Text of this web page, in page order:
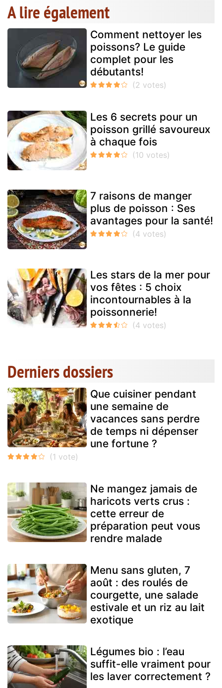
A lire également
Comment nettoyer les
poissons? Le guide
complet pour les
débutants!
Les 6 secrets pour un
poisson grillé savoureux
à chaque fois
7 raisons de manger
plus de poisson : Ses
avantages pour la santé!
Les stars de la mer pour
vos fêtes : 5 choix
incontournables à la
poissonnerie!
Derniers dossiers
Que cuisiner pendant
une semaine de
vacances sans perdre
de temps ni dépenser
une fortune ?
Ne mangez jamais de
haricots verts crus :
cette erreur de
préparation peut vous
rendre malade
Menu sans gluten, 7
août : des roulés de
courgette, une salade
estivale et un riz au lait
exotique
Légumes bio : l’eau
suffit-elle vraiment pour
les laver correctement ?